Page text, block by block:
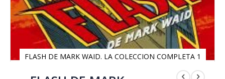
FLASH DE MARK WAID. LA COLECCION COMPLETA 1